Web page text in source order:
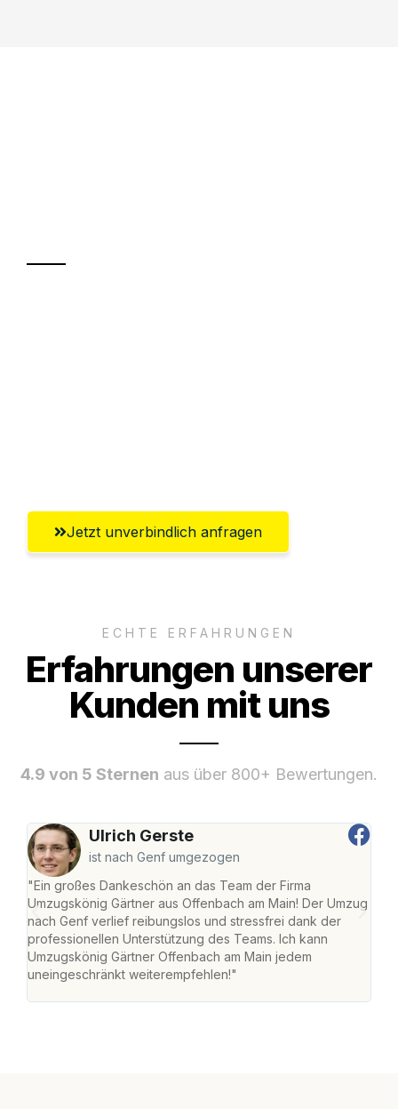
Jetzt unverbindlich anfragen
ECHTE ERFAHRUNGEN
Erfahrungen unserer
Kunden mit uns
4.9 von 5 Sternen aus über 800+ Bewertungen.
Ulrich Gerste
ist nach Genf umgezogen
"Ein großes Dankeschön an das Team der Firma
Umzugskönig Gärtner aus Offenbach am Main! Der Umzug
nach Genf verlief reibungslos und stressfrei dank der
professionellen Unterstützung des Teams. Ich kann
Umzugskönig Gärtner Offenbach am Main jedem
uneingeschränkt weiterempfehlen!"